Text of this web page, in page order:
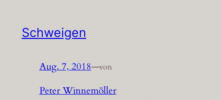
Schweigen
Aug. 7, 2018—von
Peter Winnemöller